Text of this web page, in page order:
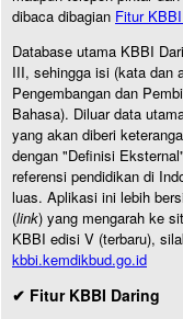
dibaca dibagian Fitur
Database utama KBBI
III, sehingga isi (kata dan
Pengembangan dan
Bahasa). Diluar data
yang akan diberi
dengan "Definisi
referensi pendidikan di
luas. Aplikasi ini lebih
(link) yang mengarah ke
KBBI edisi V (terbaru),
kbbi.kemdikbud.go.id
✔ Fitur KBBI Daring